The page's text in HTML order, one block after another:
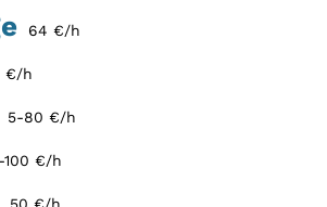
64 €/h
€/h
5-80 €/h
€/h
50 €/h